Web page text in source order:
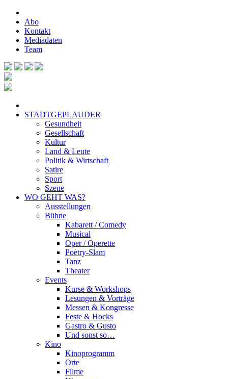
Abo
Kontakt
Mediadaten
Team
STADTGEPLAUDER
Gesundheit
Gesellschaft
Kultur
Land & Leute
Politik & Wirtschaft
Satire
Sport
Szene
WO GEHT WAS?
Ausstellungen
Bühne
Kabarett / Comedy
Musical
Oper / Operette
Poetry-Slam
Tanz
Theater
Events
Kurse & Workshops
Lesungen & Vorträge
Messen & Kongresse
Feste & Hocks
Gastro & Gusto
Und sonst so…
Kino
Kinoprogramm
Orte
Filme